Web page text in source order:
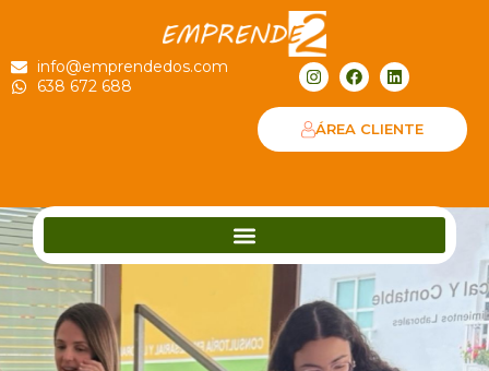
info@emprendedos.com
638 672 688
ÁREA CLIENTE